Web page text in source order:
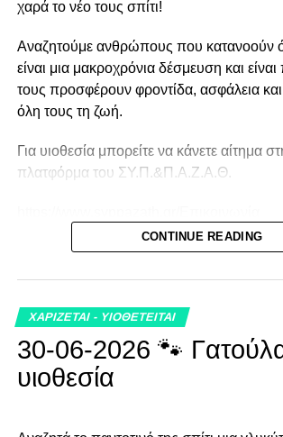
χαρά το νέο τους σπίτι!
Αναζητούμε ανθρώπους που κατανοούν
είναι μια μακροχρόνια δέσμευση και
τους προσφέρουν φροντίδα, ασφάλεια
όλη τους τη ζωή.
Για υιοθεσία μπορείτε να κάνετε αίτημα
πλατφόρμα του ΣΥ.Π.&Π.Α.Ζ.Α.Θ.
ή στο email info@syppazath.gr
CONTINUE READING
ΧΑΡΙΖΕΤΑΙ - ΥΙΟΘΕΤΕΙΤΑΙ
30-06-2026 🐾
υιοθεσία